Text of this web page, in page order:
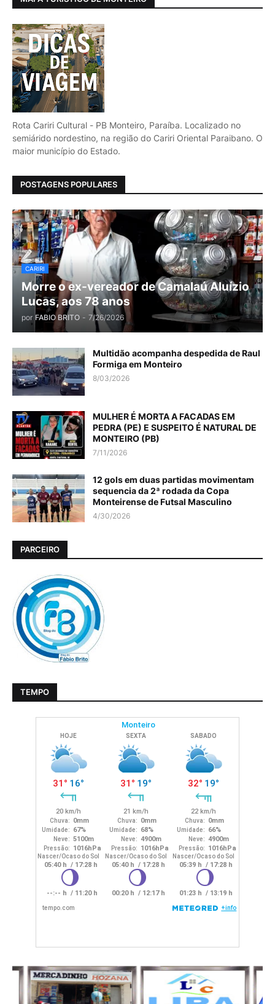
Rota Cariri Cultural - PB Monteiro, Paraíba. Localizado no
semiárido nordestino, na região do Cariri Oriental Paraibano. O
maior município do Estado.
POSTAGENS POPULARES
CARIRI
Morre o ex-vereador de Camalaú Aluízio
Lucas, aos 78 anos
por FABIO BRITO - 7/26/2026
Multidão acompanha despedida de Raul
Formiga em Monteiro
8/03/2026
MULHER É MORTA A FACADAS EM
PEDRA (PE) E SUSPEITO É NATURAL DE
MONTEIRO (PB)
7/11/2026
12 gols em duas partidas movimentam
sequencia da 2ª rodada da Copa
Monteirense de Futsal Masculino
4/30/2026
PARCEIRO
TEMPO